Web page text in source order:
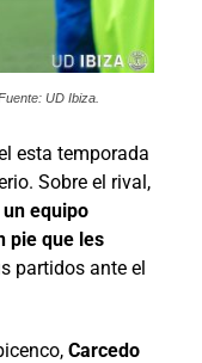
UD Ibiza.
esta temporada
Sobre el rival,
un equipo
pie que les
partidos ante el
Carcedo